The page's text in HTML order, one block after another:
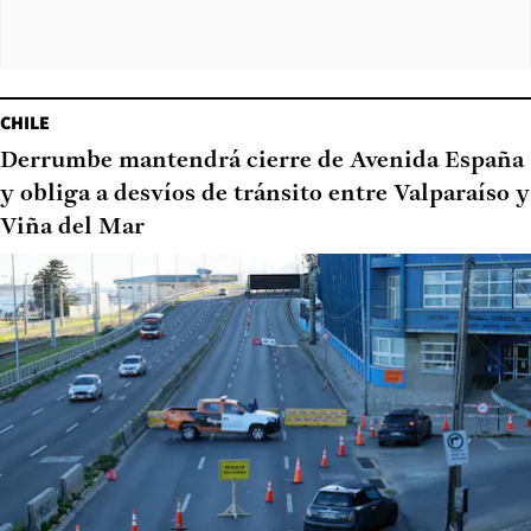
CHILE
Derrumbe mantendrá cierre de Avenida España
y obliga a desvíos de tránsito entre Valparaíso y
Viña del Mar